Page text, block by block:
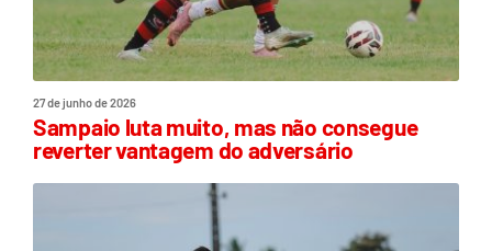
27 de junho de 2026
Sampaio luta muito, mas não consegue
reverter vantagem do adversário